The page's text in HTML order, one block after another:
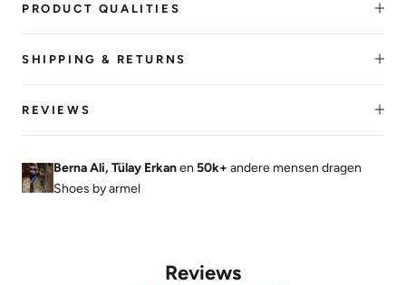
PRODUCT QUALITIES
SHIPPING & RETURNS
REVIEWS
Berna Ali, Tülay Erkanen 50k+ andere mensen dragen
Shoes by armel
Reviews